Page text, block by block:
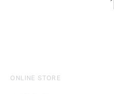
ONLINE STORE